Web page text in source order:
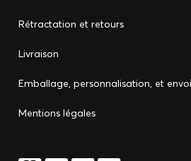
Rétractation et retours
Livraison
Emballage, personnalisation, et envoi
Mentions légales